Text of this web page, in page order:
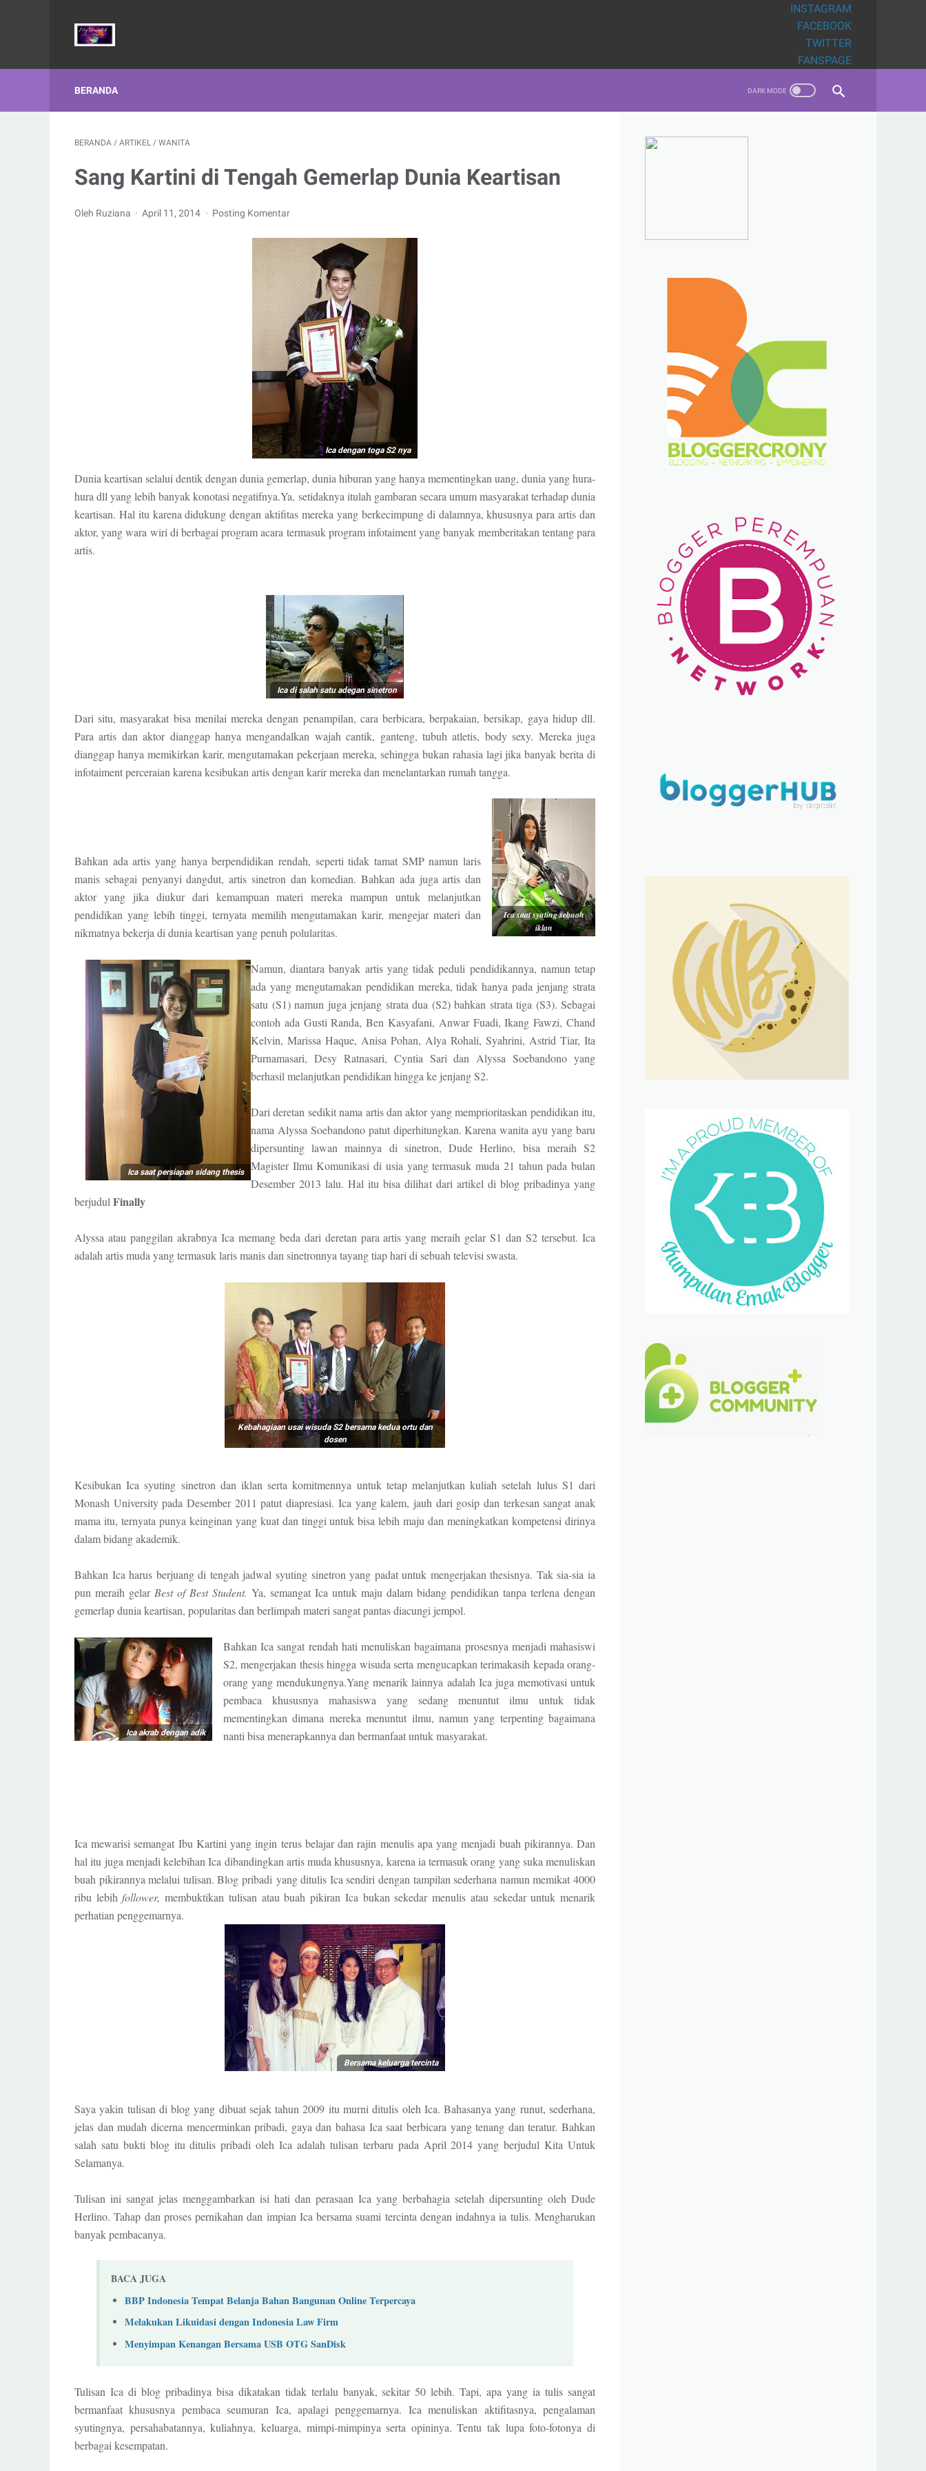
INSTAGRAM
FACEBOOK
TWITTER
FANSPAGE
BERANDA
BERANDA / ARTIKEL / WANITA
Sang Kartini di Tengah Gemerlap Dunia Keartisan
Oleh Ruziana April 11, 2014 Posting Komentar
Ica dengan toga S2 nya
Dunia keartisan selalui dentik dengan dunia gemerlap, dunia hiburan yang hanya mementingkan uang, dunia yang hura-
hura dll yang lebih banyak konotasi negatifnya.Ya, setidaknya itulah gambaran secara umum masyarakat terhadap dunia
keartisan. Hal itu karena didukung dengan aktifitas mereka yang berkecimpung di dalamnya, khususnya para artis dan
aktor, yang wara wiri di berbagai program acara termasuk program infotaiment yang banyak memberitakan tentang para
artis.
Ica di salah satu adegan sinetron
Dari situ, masyarakat bisa menilai mereka dengan penampilan, cara berbicara, berpakaian, bersikap, gaya hidup dll.
Para artis dan aktor dianggap hanya mengandalkan wajah cantik, ganteng, tubuh atletis, body sexy. Mereka juga
dianggap hanya memikirkan karir, mengutamakan pekerjaan mereka, sehingga bukan rahasia lagi jika banyak berita di
infotaiment perceraian karena kesibukan artis dengan karir mereka dan menelantarkan rumah tangga.
Ica saat syuting sebuah
iklan
Bahkan ada artis yang hanya berpendidikan rendah, seperti tidak tamat SMP namun laris
manis sebagai penyanyi dangdut, artis sinetron dan komedian. Bahkan ada juga artis dan
aktor yang jika diukur dari kemampuan materi mereka mampun untuk melanjutkan
pendidikan yang lebih tinggi, ternyata memilih mengutamakan karir, mengejar materi dan
nikmatnya bekerja di dunia keartisan yang penuh polularitas.
Ica saat persiapan sidang thesis
Namun, diantara banyak artis yang tidak peduli pendidikannya, namun tetap
ada yang mengutamakan pendidikan mereka, tidak hanya pada jenjang strata
satu (S1) namun juga jenjang strata dua (S2) bahkan strata tiga (S3). Sebagai
contoh ada Gusti Randa, Ben Kasyafani, Anwar Fuadi, Ikang Fawzi, Chand
Kelvin, Marissa Haque, Anisa Pohan, Alya Rohali, Syahrini, Astrid Tiar, Ita
Purnamasari, Desy Ratnasari, Cyntia Sari dan Alyssa Soebandono yang
berhasil melanjutkan pendidikan hingga ke jenjang S2.
Dari deretan sedikit nama artis dan aktor yang memprioritaskan pendidikan itu,
nama Alyssa Soebandono patut diperhitungkan. Karena wanita ayu yang baru
dipersunting lawan mainnya di sinetron, Dude Herlino, bisa meraih S2
Magister Ilmu Komunikasi di usia yang termasuk muda 21 tahun pada bulan
Desember 2013 lalu. Hal itu bisa dilihat dari artikel di blog pribadinya yang
berjudul Finally
Alyssa atau panggilan akrabnya Ica memang beda dari deretan para artis yang meraih gelar S1 dan S2 tersebut. Ica
adalah artis muda yang termasuk laris manis dan sinetronnya tayang tiap hari di sebuah televisi swasta.
Kebahagiaan usai wisuda S2 bersama kedua ortu dan
dosen
Kesibukan Ica syuting sinetron dan iklan serta komitmennya untuk tetap melanjutkan kuliah setelah lulus S1 dari
Monash University pada Desember 2011 patut diapresiasi. Ica yang kalem, jauh dari gosip dan terkesan sangat anak
mama itu, ternyata punya keinginan yang kuat dan tinggi untuk bisa lebih maju dan meningkatkan kompetensi dirinya
dalam bidang akademik.
Bahkan Ica harus berjuang di tengah jadwal syuting sinetron yang padat untuk mengerjakan thesisnya. Tak sia-sia ia
pun meraih gelar Best of Best Student. Ya, semangat Ica untuk maju dalam bidang pendidikan tanpa terlena dengan
gemerlap dunia keartisan, popularitas dan berlimpah materi sangat pantas diacungi jempol.
Ica akrab dengan adik
Bahkan Ica sangat rendah hati menuliskan bagaimana prosesnya menjadi mahasiswi
S2, mengerjakan thesis hingga wisuda serta mengucapkan terimakasih kepada orang-
orang yang mendukungnya.Yang menarik lainnya adalah Ica juga memotivasi untuk
pembaca khususnya mahasiswa yang sedang menuntut ilmu untuk tidak
mementingkan dimana mereka menuntut ilmu, namun yang terpenting bagaimana
nanti bisa menerapkannya dan bermanfaat untuk masyarakat.
Ica mewarisi semangat Ibu Kartini yang ingin terus belajar dan rajin menulis apa yang menjadi buah pikirannya. Dan
hal itu juga menjadi kelebihan Ica dibandingkan artis muda khususnya, karena ia termasuk orang yang suka menuliskan
buah pikirannya melalui tulisan. Blog pribadi yang ditulis Ica sendiri dengan tampilan sederhana namun memikat 4000
ribu lebihfollower,membuktikan tulisan atau buah pikiran Ica bukan sekedar menulis atau sekedar untuk menarik
perhatian penggemarnya.
Bersama keluarga tercinta
Saya yakin tulisan di blog yang dibuat sejak tahun 2009 itu murni ditulis oleh Ica. Bahasanya yang runut, sederhana,
jelas dan mudah dicerna mencerminkan pribadi, gaya dan bahasa Ica saat berbicara yang tenang dan teratur. Bahkan
salah satu bukti blog itu ditulis pribadi oleh Ica adalah tulisan terbaru pada April 2014 yang berjudul Kita Untuk
Selamanya.
Tulisan ini sangat jelas menggambarkan isi hati dan perasaan Ica yang berbahagia setelah dipersunting oleh Dude
Herlino. Tahap dan proses pernikahan dan impian Ica bersama suami tercinta dengan indahnya ia tulis. Mengharukan
banyak pembacanya.
BACA JUGA
BBP Indonesia Tempat Belanja Bahan Bangunan Online Terpercaya
Melakukan Likuidasi dengan Indonesia Law Firm
Menyimpan Kenangan Bersama USB OTG SanDisk
Tulisan Ica di blog pribadinya bisa dikatakan tidak terlalu banyak, sekitar 50 lebih. Tapi, apa yang ia tulis sangat
bermanfaat khususnya pembaca seumuran Ica, apalagi penggemarnya. Ica menuliskan aktifitasnya, pengalaman
syutingnya, persahabatannya, kuliahnya, keluarga, mimpi-mimpinya serta opininya. Tentu tak lupa foto-fotonya di
berbagai kesempatan.